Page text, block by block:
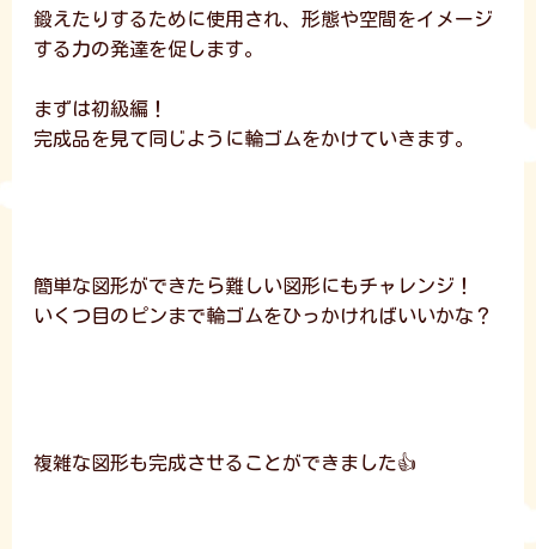
鍛えたりするために使用され、形態や空間をイメージ
する力の発達を促します。
まずは初級編！
完成品を見て同じように輪ゴムをかけていきます。
簡単な図形ができたら難しい図形にもチャレンジ！
いくつ目のピンまで輪ゴムをひっかければいいかな？
複雑な図形も完成させることができました👍